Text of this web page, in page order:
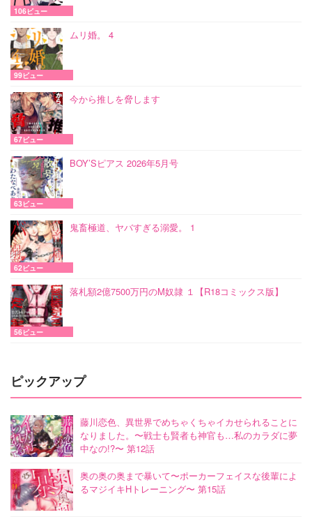
106ビュー
ムリ婚。 4
99ビュー
今から推しを脅します
67ビュー
BOY’Sピアス 2026年5月号
63ビュー
鬼畜極道、ヤバすぎる溺愛。 1
62ビュー
落札額2億7500万円のM奴隷 １【R18コミックス版】
56ビュー
ピックアップ
藤川恋色、異世界でめちゃくちゃイカせられることに
なりました。〜戦士も賢者も神官も…私のカラダに夢
中なの!?〜 第12話
奥の奥の奥まで暴いて〜ポーカーフェイスな後輩によ
るマジイキHトレーニング〜 第15話